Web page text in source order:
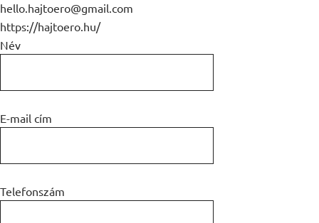
hello.hajtoero@gmail.com
https://hajtoero.hu/
Név
E-mail cím
Telefonszám